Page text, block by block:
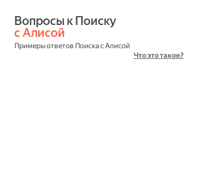
с Алисой
Примеры ответов Поиска с Алисой
Что это такое?